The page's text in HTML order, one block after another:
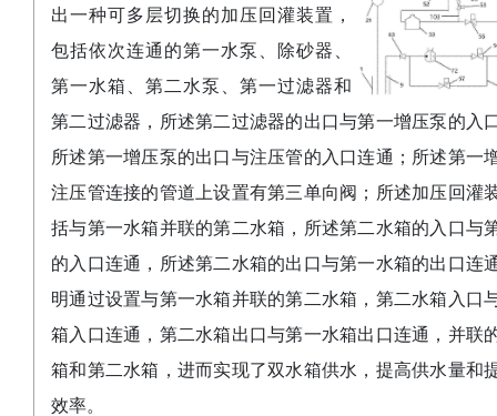
出一种可多层切换的加压回灌装置，
包括依次连通的第一水泵、除砂器、
第一水箱、第二水泵、第一过滤器和
第二过滤器，所述第二过滤器的出口与第一增压泵的入
所述第一增压泵的出口与注压管的入口连通；所述第一
注压管连接的管道上设置有第三单向阀；所述加压回灌
括与第一水箱并联的第二水箱，所述第二水箱的入口与
的入口连通，所述第二水箱的出口与第一水箱的出口连
明通过设置与第一水箱并联的第二水箱，第二水箱入口
箱入口连通，第二水箱出口与第一水箱出口连通，并联
箱和第二水箱，进而实现了双水箱供水，提高供水量和
效率。